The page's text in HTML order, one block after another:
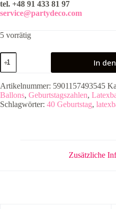
tel. +48 91 433 81 97
service@partydeco.com
5 vorrätig
Ballons
30cm,
40st
Birthday,
Metallic
Mix
Menge
In
Artikelnummer: 5901157493545
Ballons, Geburtstagszahlen,
Schlagwörter: 40 Geburtstag,
Zusätzliche